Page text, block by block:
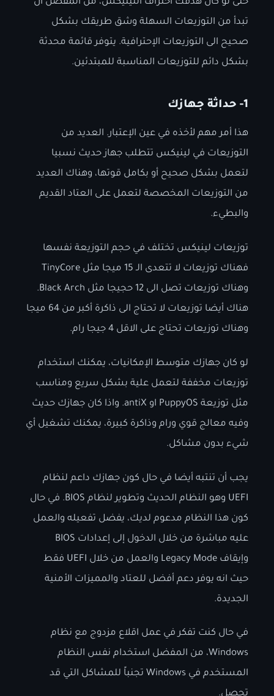
تبدأ من التوزيعات السهلة وشق طريقك بشكل
صحيح الى التوزيعات الإحترافية. يتوفر قائمة محدثة
بشكل دائم للتوزيعات المناسبة للمبتدئين.
1- حداثة جهازك
هذا أمر مهم لأخذه في عين الإعتبار. العديد من
التوزيعات في لينيكس تتطلب جهاز حديث نسبيا
لتعمل بشكل صحيح أو بكامل قوتها، وهناك العديد
من التوزيعات المخصصة لتعمل على العتاد القديم
والبطيء.
توزيعات لينيكس تختلف في حجم التوزيعة نفسها
فهناك توزيعات لا تتعدى الـ 15 ميجا مثل TinyCore
وهناك توزيعات تصل الى 12 حجيجا مثل Black Arch.
هناك أيضا توزيعات لا تحتاج الى ذاكرة أكبر من 64 ميجا
وهناك توزيعات تحتاج على الاقل 4 جيجا رام.
لو كان جهازك متوسط الإمكانيات، يمكنك استخدام
توزيعات مخففة لتعمل علية بشكل سريع ومناسب
مثل توزيعة PuppyOS او antiX. واذا كان جهازك حديث
وفيه معالج قوي ورام وذاكرة كبيرة، يمكنك تشغيل أي
شيء بدون مشاكل.
يجب أن تنتبه أيضا في حال كون جهازك داعم لنظام
UEFI وهو النظام الحديث وتطوير لنظام BIOS. في حال
كون هذا النظام مدعوم لديك، يفضل تفعيله والعمل
عليه مباشرة من خلال الدخول إلى إعدادات BIOS
وإيقاف Legacy Mode والعمل من خلال UEFI فقط
حيث انه يوفر دعم أفضل للعتاد والمميزات الأمنية
الجديدة.
في حال كنت تفكر في عمل اقلاع مزدوج مع نظام
Windows، من المفضل استخدام نفس النظام
المستخدم في Windows تجنباً للمشاكل التي قد